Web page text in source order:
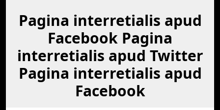
Pagina interretialis apud
Facebook Pagina
interretialis apud Twitter
Pagina interretialis apud
Facebook